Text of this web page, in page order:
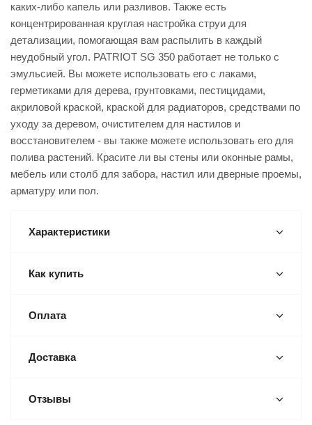
каких-либо капель или разливов. Также есть
концентрированная круглая настройка струи для
детализации, помогающая вам распылить в каждый
неудобный угол. PATRIOT SG 350 работает не только с
эмульсией. Вы можете использовать его с лаками,
герметиками для дерева, грунтовками, пестицидами,
акриловой краской, краской для радиаторов, средствами по
уходу за деревом, очистителем для настилов и
восстановителем - вы также можете использовать его для
полива растений. Красите ли вы стены или оконные рамы,
мебель или столб для забора, настил или дверные проемы,
арматуру или пол.
Характеристики
Как купить
Оплата
Доставка
Отзывы